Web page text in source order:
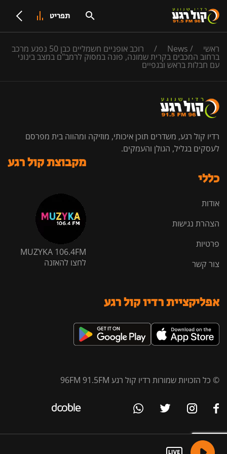
תפריט
ראשי /
News
/ רוכב אופניים חשמליים כבן 50 נפגע מרכב
ברחוב המכבים בקרית שמונה, פונה במסוק לרמב"ם במצב בינוני
עם חבלות בראש ובגפיים
רדיו קול רגע, משדרים תוכן איכותי, מוזיקה ומהווה בית מפרסם
לעסקים בגליל, הגולן והעמקים.
כללי
אודות
הצהרת נגישות
פרטיות
צור קשר
מקבוצת קול רגע
MUZYKA 106.4FM
לחצו להאזנה
אפליקציית רדיו קול רגע
© כל הזכויות שמורות רדיו קול רגע 96FM 91.5FM